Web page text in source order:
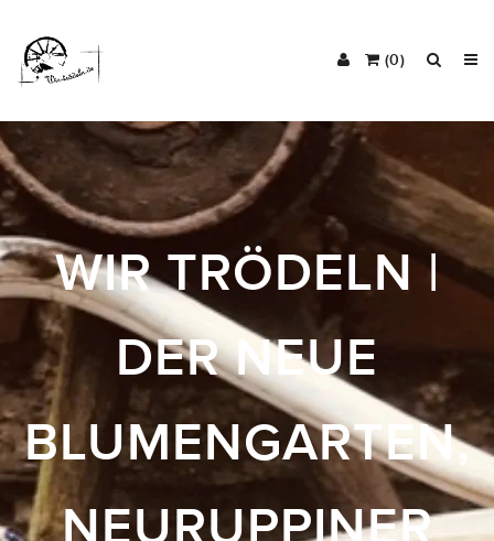
(0)
WIR TRÖDELN |
DER NEUE
BLUMENGARTEN,
NEURUPPINER